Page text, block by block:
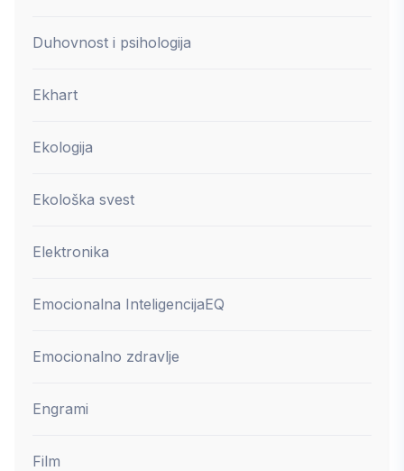
Duhovnost i psihologija
Ekhart
Ekologija
Ekološka svest
Elektronika
Emocionalna InteligencijaEQ
Emocionalno zdravlje
Engrami
Film